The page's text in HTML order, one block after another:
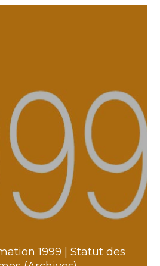
1999 | Statut des